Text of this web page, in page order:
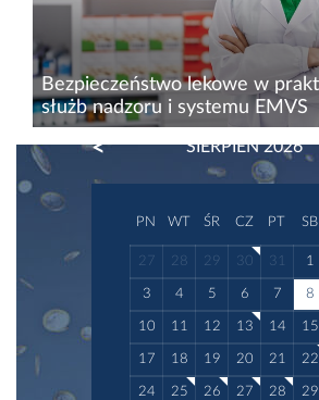
Bezpieczeństwo lekowe w
służb nadzoru i systemu EMVS
Czy lek, który trafia do
autentyczny? Choć problem
produktów leczniczych wciąż
zagrożeniem, Europejski System
Leków (European...
SIERPIEŃ 2026
PREVIOUS
PN WT ŚR CZ PT SB
27 28 29 30 31 1
3 4 5 6 7 8
10 11 12 13 14 15
17 18 19 20 21 22
24 25 26 27 28 29